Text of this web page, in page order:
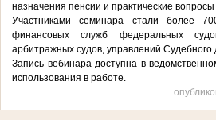
назначения пенсии и практические
Участниками семинара стали более
финансовых служб федеральных
арбитражных судов, управлений Судебного
Запись вебинара доступна в
использования в работе.